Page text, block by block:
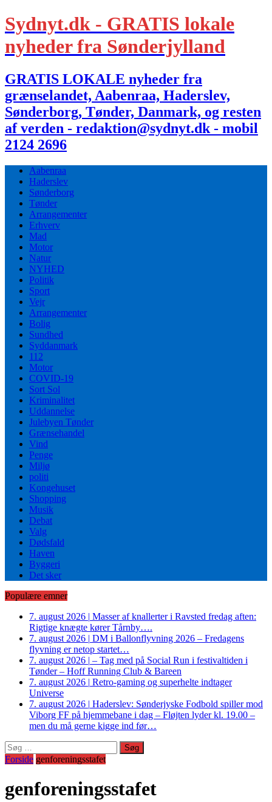
Sydnyt.dk - GRATIS lokale
nyheder fra Sønderjylland
GRATIS LOKALE nyheder fra
grænselandet, Aabenraa, Haderslev,
Sønderborg, Tønder, Danmark, og resten
af verden - redaktion@sydnyt.dk - mobil
2124 2696
Aabenraa
Haderslev
Sønderborg
Tønder
Arrangementer
Erhverv
Mad
Motor
Natur
NYHED
Politik
Sport
Vejr
Arrangementer
Bolig
Sundhed
Syddanmark
112
Motor
COVID-19
Sort Sol
Kriminalitet
Uddannelse
Julebyen Tønder
Grænsehandel
Vind
Penge
Miljø
politi
Kongehuset
Shopping
Musik
Debat
Valg
Dødsfald
Haven
Byggeri
Det sker
Populære emner
7. august 2026 | Masser af knallerter i Ravsted fredag aften:
Rigtige knægte kører Tårnby….
7. august 2026 | DM i Ballonflyvning 2026 – Fredagens
flyvning er netop startet…
7. august 2026 | – Tag med på Social Run i festivaltiden i
Tønder – Hoff Running Club & Bareen
7. august 2026 | Retro-gaming og superhelte indtager
Universe
7. august 2026 | Haderslev: Sønderjyske Fodbold spiller mod
Viborg FF på hjemmebane i dag – Fløjten lyder kl. 19.00 –
men du må gerne kigge ind før…
Søg
efter:
Forside genforeningsstafet
genforeningsstafet